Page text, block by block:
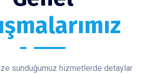
sunduğumuz hizmetlerde detaylar